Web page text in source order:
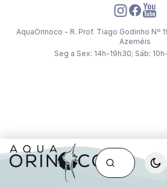
AquaOrinoco - R. Prof. Tiago Godinho Nº
Azeméis
Seg a Sex: 14h-19h30; Sáb: